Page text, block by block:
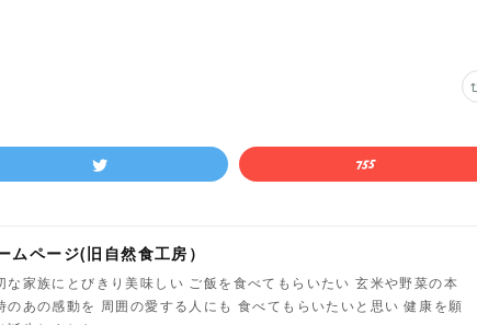
ムページ(旧自然食工房）
な家族にとびきり美味しい ご飯を食べてもらいたい 玄米や野菜の本
のあの感動を 周囲の愛する人にも 食べてもらいたいと思い 健康を願